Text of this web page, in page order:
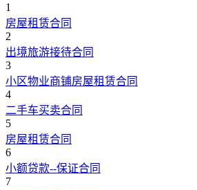
1
房屋租赁合同
2
出境旅游接待合同
3
小区物业商铺房屋租赁合同
4
二手车买卖合同
5
房屋租赁合同
6
小额贷款--保证合同
7